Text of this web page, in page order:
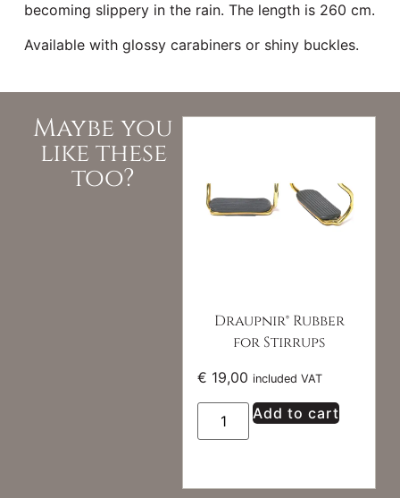
becoming slippery in the rain. The length is 260 cm.
Available with glossy carabiners or shiny buckles.
Maybe you
like these
too?
Draupnir® Rubber
for Stirrups
€ 19,00 included VAT
Add to cart